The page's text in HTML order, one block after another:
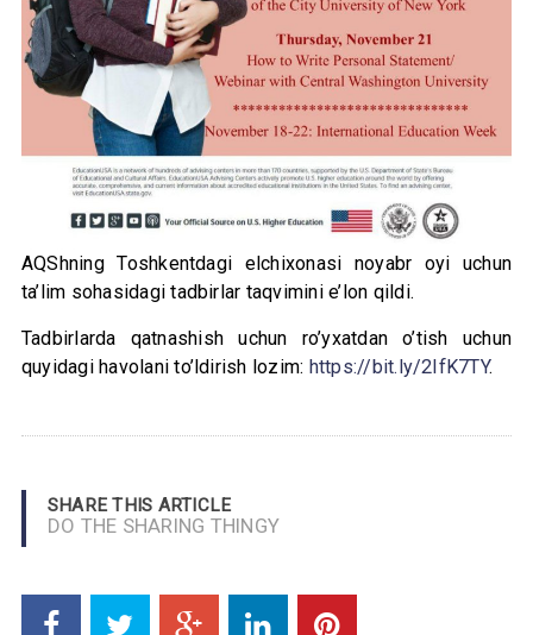
AQShning Toshkentdagi elchixonasi noyabr oyi uchun
ta’lim sohasidagi tadbirlar taqvimini e’lon qildi.
Tadbirlarda qatnashish uchun ro’yxatdan o’tish uchun
quyidagi havolani to’ldirish lozim: https://bit.ly/2IfK7TY.
SHARE THIS ARTICLE
DO THE SHARING THINGY